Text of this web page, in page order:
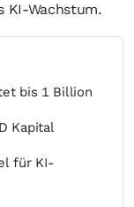
KI-Wachstum.
bis 1 Billion
Kapital
für KI-